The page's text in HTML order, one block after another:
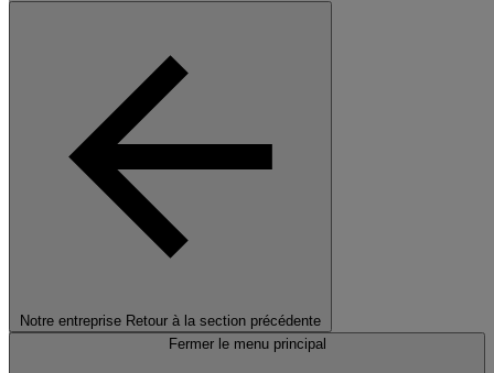
Notre entreprise Retour à la section précédente
Fermer le menu principal